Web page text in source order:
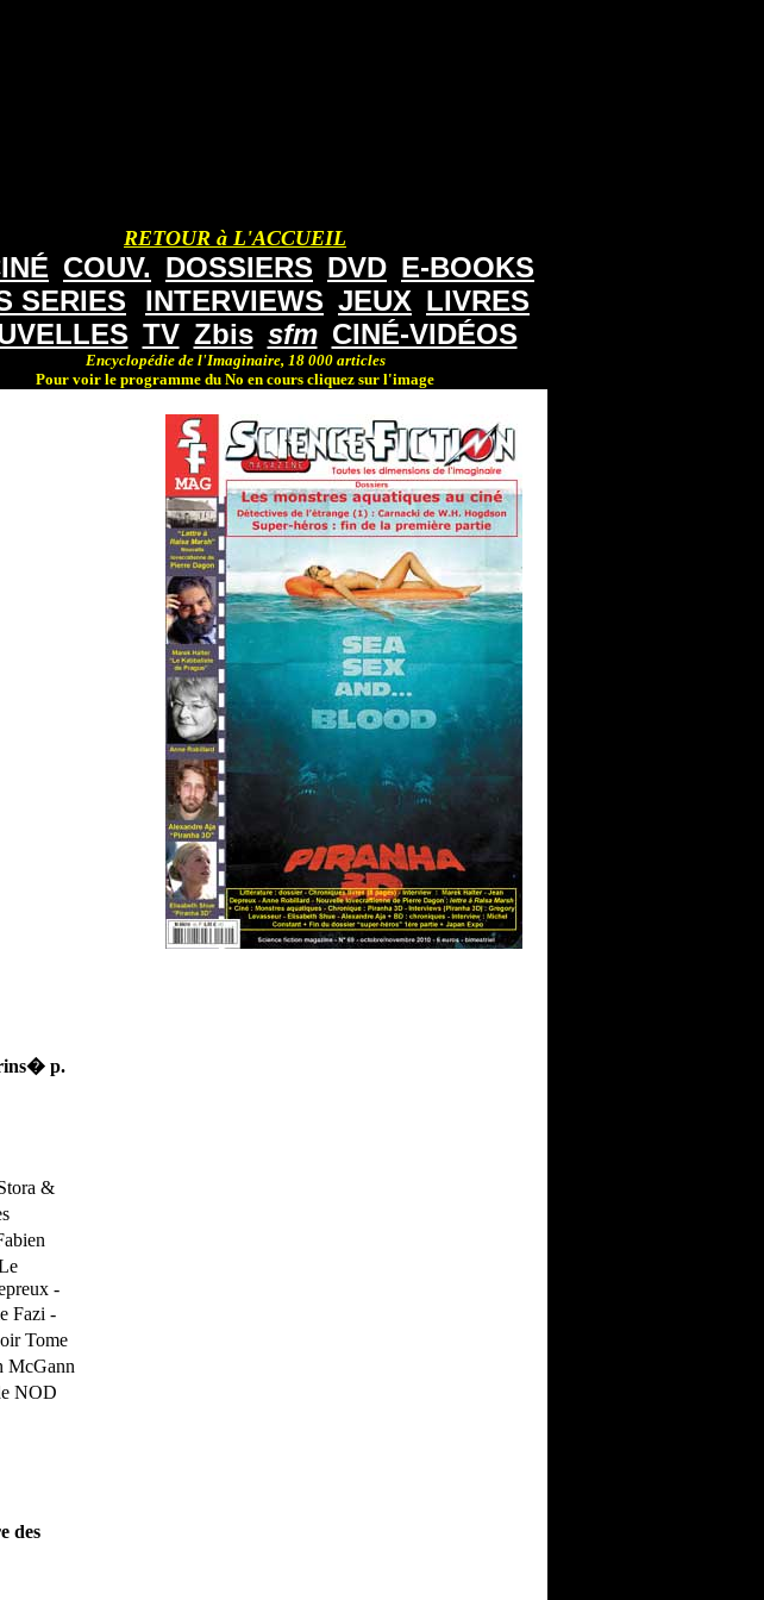
RETOUR à L'ACCUEIL
COUV. DOSSIERS DVD E-BOOKS
SERIES
INTERVIEWS JEUX LIVRES
TV Zbis sfm CINÉ-VIDÉOS
Encyclopédie de l'Imaginaire, 18 000 articles
Pour voir le programme du No en cours cliquez sur l'image
p.
&
-
Fazi -
Tome
McGann
NOD
des